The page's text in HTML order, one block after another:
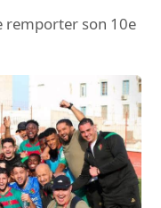
remporter son 10e